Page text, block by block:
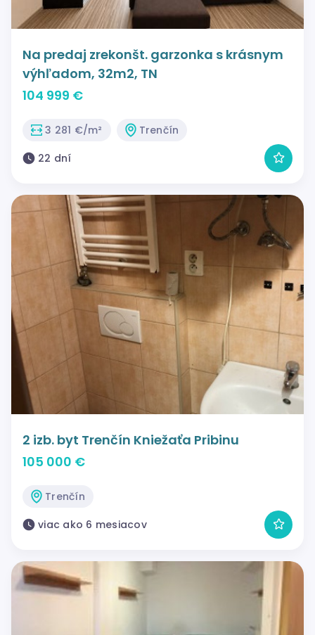
Na predaj zrekonšt. garzonka s krásnym
výhľadom, 32m2, TN
104 999 €
3 281 €/m²
Trenčín
22 dní
2 izb. byt Trenčín Kniežaťa Pribinu
105 000 €
Trenčín
viac ako 6 mesiacov